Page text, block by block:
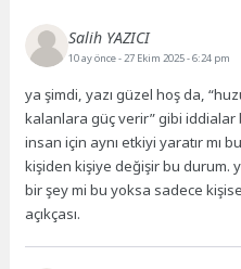
Salih YAZICI
10 ay önce- 27 Ekim 2025 - 6:24 pm
ya şimdi, yazı güzel hoş da,
kalanlara güç verir” gibi
insan için aynı etkiyi yaratır mı
kişiden kişiye değişir bu durum.
bir şey mi bu yoksa sadece
açıkçası.